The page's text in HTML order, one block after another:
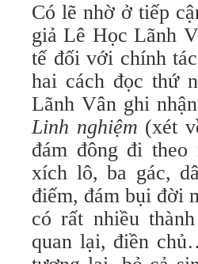
Có lẽ nhờ ở tiếp
giả Lê Học Lãnh
tế đối với chính
hai cách đọc thứ
Lãnh Vân ghi
Linh nghiệm (xét
đám đông đi theo
xích lô, ba gác,
điếm, đám bụi đời
có rất nhiều
quan lại, điền